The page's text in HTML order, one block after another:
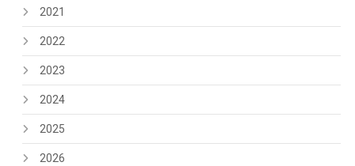
2021
2022
2023
2024
2025
2026